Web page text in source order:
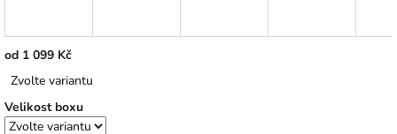
od 1 099 Kč
cena:
Zvolte variantu
Velikost boxu